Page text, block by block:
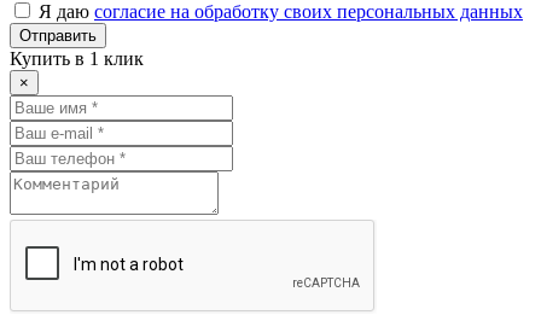
Я даю согласие на обработку своих персональных данных
Отправить
Купить в 1 клик
×